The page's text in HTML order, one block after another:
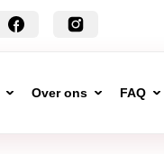
Over ons FAQ